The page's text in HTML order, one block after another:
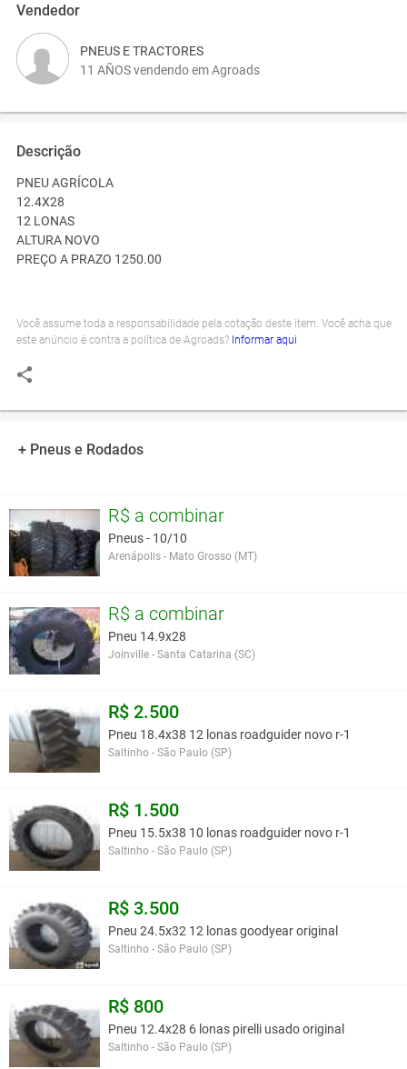
Vendedor
PNEUS E TRACTORES
11 AÑOS vendendo em Agroads
Descrição
PNEU AGRÍCOLA
12.4X28
12 LONAS
ALTURA NOVO
PREÇO A PRAZO 1250.00
Você assume toda a responsabilidade pela cotação deste item. Você acha que
este anúncio é contra a política de Agroads? Informar aqui
+ Pneus e Rodados
R$ a combinar
Pneus - 10/10
Arenápolis - Mato Grosso (MT)
R$ a combinar
Pneu 14.9x28
Joinville - Santa Catarina (SC)
R$ 2.500
Pneu 18.4x38 12 lonas roadguider novo r-1
Saltinho - São Paulo (SP)
R$ 1.500
Pneu 15.5x38 10 lonas roadguider novo r-1
Saltinho - São Paulo (SP)
R$ 3.500
Pneu 24.5x32 12 lonas goodyear original
Saltinho - São Paulo (SP)
R$ 800
Pneu 12.4x28 6 lonas pirelli usado original
Saltinho - São Paulo (SP)